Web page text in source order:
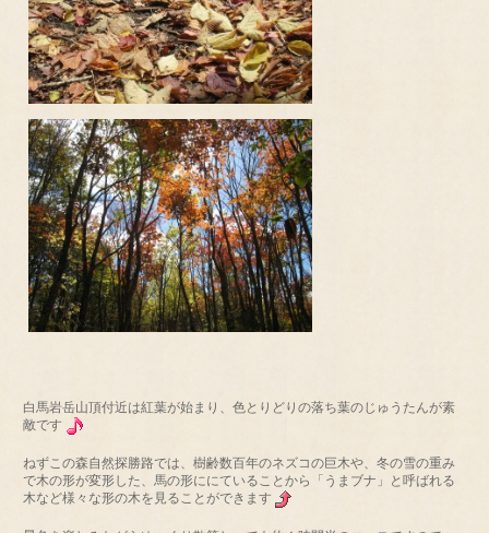
白馬岩岳山頂付近は紅葉が始まり、色とりどりの落ち葉のじゅうたんが素
敵です
ねずこの森自然探勝路では、樹齢数百年のネズコの巨木や、冬の雪の重み
で木の形が変形した、馬の形ににていることから「うまブナ」と呼ばれる
木など様々な形の木を見ることができます